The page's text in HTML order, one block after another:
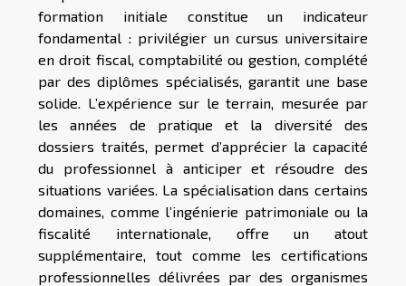
formation initiale constitue un indicateur
fondamental : privilégier un cursus universitaire
en droit fiscal, comptabilité ou gestion, complété
par des diplômes spécialisés, garantit une base
solide. L’expérience sur le terrain, mesurée par
les années de pratique et la diversité des
dossiers traités, permet d’apprécier la capacité
du professionnel à anticiper et résoudre des
situations variées. La spécialisation dans certains
domaines, comme l’ingénierie patrimoniale ou la
fiscalité internationale, offre un atout
supplémentaire, tout comme les certifications
professionnelles délivrées par des organismes